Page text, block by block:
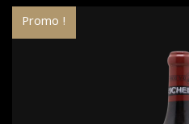
Promo !